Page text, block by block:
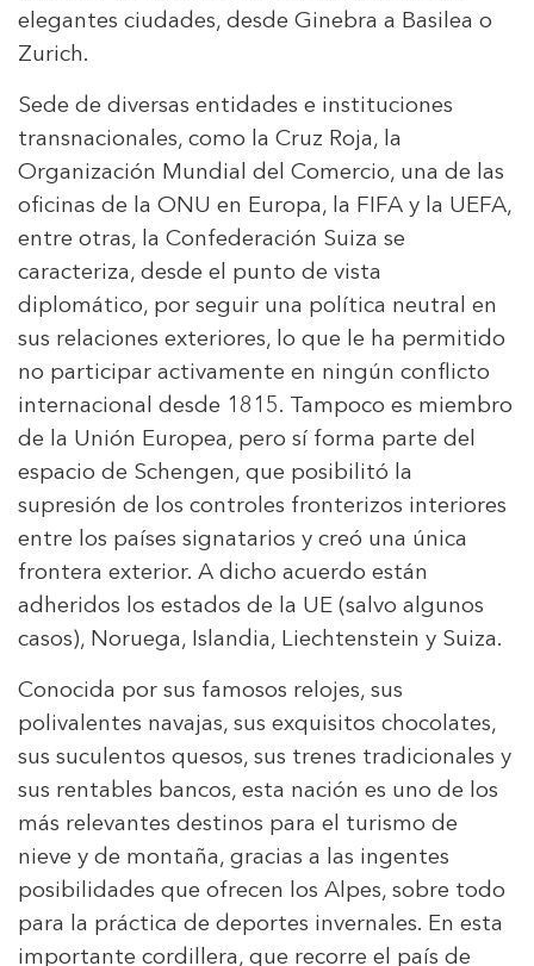
elegantes ciudades, desde Ginebra a Basilea o
Zurich.
Sede de diversas entidades e instituciones
transnacionales, como la Cruz Roja, la
Organización Mundial del Comercio, una de las
oficinas de la ONU en Europa, la FIFA y la UEFA,
entre otras, la Confederación Suiza se
caracteriza, desde el punto de vista
diplomático, por seguir una política neutral en
sus relaciones exteriores, lo que le ha permitido
no participar activamente en ningún conflicto
internacional desde 1815. Tampoco es miembro
de la Unión Europea, pero sí forma parte del
espacio de Schengen, que posibilitó la
supresión de los controles fronterizos interiores
entre los países signatarios y creó una única
frontera exterior. A dicho acuerdo están
adheridos los estados de la UE (salvo algunos
casos), Noruega, Islandia, Liechtenstein y Suiza.
Conocida por sus famosos relojes, sus
polivalentes navajas, sus exquisitos chocolates,
sus suculentos quesos, sus trenes tradicionales y
sus rentables bancos, esta nación es uno de los
más relevantes destinos para el turismo de
nieve y de montaña, gracias a las ingentes
posibilidades que ofrecen los Alpes, sobre todo
para la práctica de deportes invernales. En esta
importante cordillera, que recorre el país de